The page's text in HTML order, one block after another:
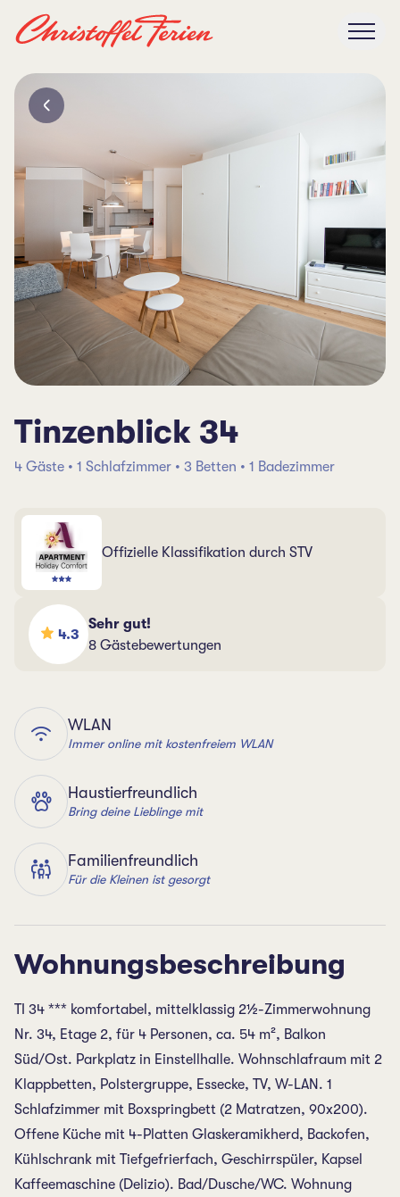
Tinzenblick 34
4 Gäste • 1 Schlafzimmer • 3 Betten • 1 Badezimmer
Offizielle Klassifikation durch STV
4.3
Sehr gut!
8 Gästebewertungen
WLAN
Immer online mit kostenfreiem WLAN
Haustierfreundlich
Bring deine Lieblinge mit
Familienfreundlich
Für die Kleinen ist gesorgt
Wohnungsbeschreibung
TI 34 *** komfortabel, mittelklassig 2½-Zimmerwohnung
Nr. 34, Etage 2, für 4 Personen, ca. 54 m², Balkon
Süd/Ost. Parkplatz in Einstellhalle. Wohnschlafraum mit 2
Klappbetten, Polstergruppe, Essecke, TV, W-LAN. 1
Schlafzimmer mit Boxspringbett (2 Matratzen, 90x200).
Offene Küche mit 4-Platten Glaskeramikherd, Backofen,
Kühlschrank mit Tiefgefrierfach, Geschirrspüler, Kapsel
Kaffeemaschine (Delizio). Bad/Dusche/WC. Wohnung